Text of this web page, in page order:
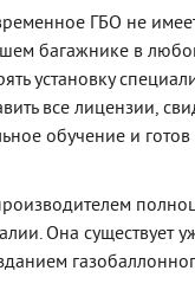
ГБО не
багажнике в
установку
все лицензии,
обучение и
Она существует